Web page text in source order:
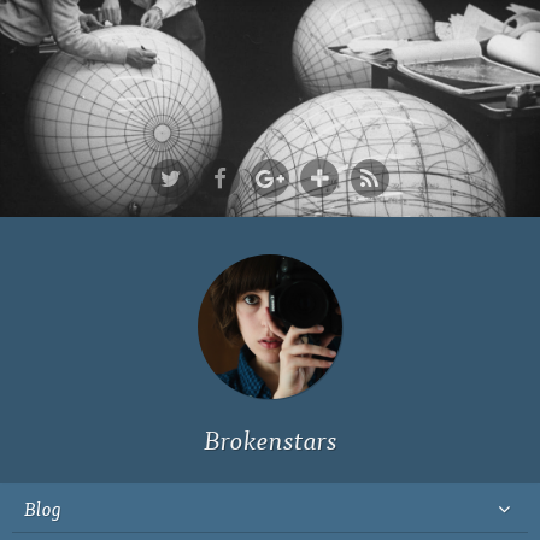
Ich bin Fyn,
23, und
wohne in
Köln
Brokenstars
Blog